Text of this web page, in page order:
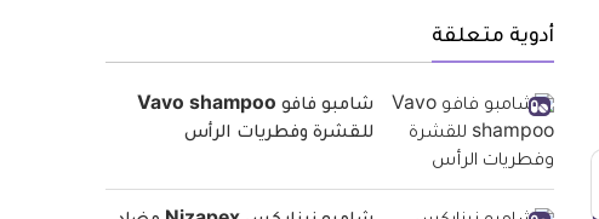
أدوية متعلقة
شامبو فافو Vavo shampoo
للقشرة وفطريات الرأس